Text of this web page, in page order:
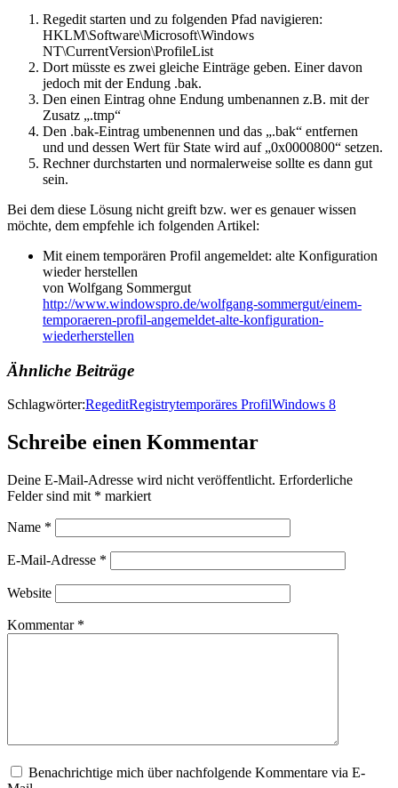
Regedit starten und zu folgenden Pfad navigieren:
HKLM\Software\Microsoft\Windows
NT\CurrentVersion\ProfileList
Dort müsste es zwei gleiche Einträge geben. Einer davon
jedoch mit der Endung .bak.
Den einen Eintrag ohne Endung umbenannen z.B. mit der
Zusatz „.tmp“
Den .bak-Eintrag umbenennen und das „.bak“ entfernen
und und dessen Wert für State wird auf „0x0000800“ setzen.
Rechner durchstarten und normalerweise sollte es dann gut
sein.
Bei dem diese Lösung nicht greift bzw. wer es genauer wissen
möchte, dem empfehle ich folgenden Artikel:
Mit einem temporären Profil angemeldet: alte Konfiguration
wieder herstellen
von Wolfgang Sommergut
http://www.windowspro.de/wolfgang-sommergut/einem-
temporaeren-profil-angemeldet-alte-konfiguration-
wiederherstellen
Ähnliche Beiträge
Schlagwörter:RegeditRegistrytemporäres ProfilWindows 8
Schreibe einen Kommentar
Deine E-Mail-Adresse wird nicht veröffentlicht. Erforderliche
Felder sind mit * markiert
Name *
E-Mail-Adresse *
Website
Kommentar *
Benachrichtige mich über nachfolgende Kommentare via E-